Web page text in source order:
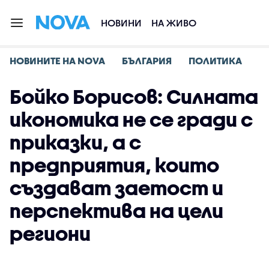
НОВИНИ НА ЖИВО
НОВИНИТЕ НА NOVA БЪЛГАРИЯ ПОЛИТИКА
Бойко Борисов: Силната
икономика не се гради с
приказки, а с
предприятия, които
създават заетост и
перспектива на цели
региони